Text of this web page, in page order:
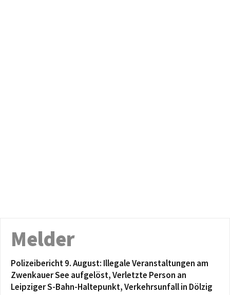
Melder
Polizeibericht 9. August: Illegale Veranstaltungen am
Zwenkauer See aufgelöst, Verletzte Person an
Leipziger S-Bahn-Haltepunkt, Verkehrsunfall in Dölzig